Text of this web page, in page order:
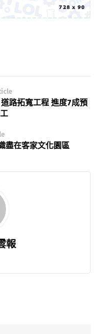
路拓寬工程 進度7成預
盡在客家文化園區
報